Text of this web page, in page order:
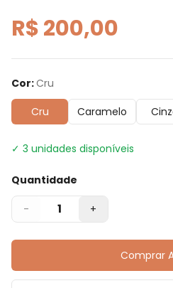
R$ 200,00
Cor:Cru
Cru
Caramelo
✓ 3 unidades disponíveis
Quantidade
- 1 +
Comprar